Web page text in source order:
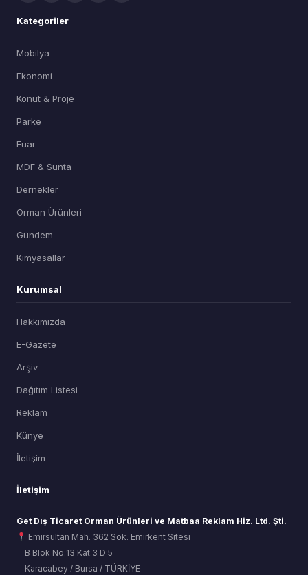
Kategoriler
Mobilya
Ekonomi
Konut & Proje
Parke
Fuar
MDF & Sunta
Dernekler
Orman Ürünleri
Gündem
Kimyasallar
Kurumsal
Hakkımızda
E-Gazete
Arşiv
Dağıtım Listesi
Reklam
Künye
İletişim
İletişim
Get Dış Ticaret Orman Ürünleri ve Matbaa Reklam Hiz. Ltd. Şti.
Emirsultan Mah. 362 Sok. Emirkent Sitesi
B Blok No:13 Kat:3 D:5
Karacabey / Bursa / TÜRKİYE
ORSİAD AI